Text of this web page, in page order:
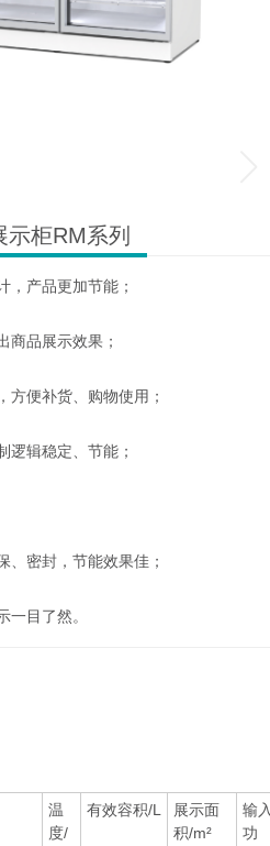
柜RM系列
产品更加节能；
品展示效果；
便补货、购物使用；
辑稳定、节能；
密封，节能效果佳；
目了然。
温
度/
有效容积/L
展示面
积/m²
输
功